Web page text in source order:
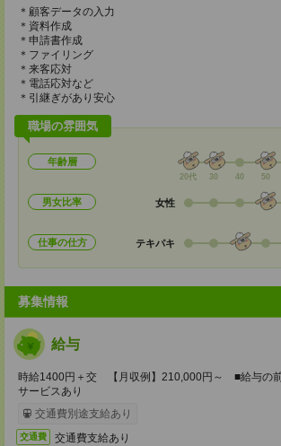
＊顧客データの入力
＊資料作成
＊申請書作成
＊ファイリング
＊来客応対
＊電話応対など
＊引継ぎがあり安心
職場の雰囲気
年齢層
20代 30 40 50
男女比率 女性
仕事の仕方 テキパキ
募集情報
給与
時給1400円＋交 【月収例】210,000円～ ■給与の
サービスあり
交通費別途支給あり
交通費 交通費支給あり